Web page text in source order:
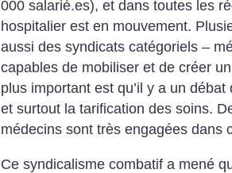
000 salarié.es), et dans toutes les
hospitalier est en mouvement.
aussi des syndicats catégoriels –
capables de mobiliser et de créer
plus important est qu’il y a un
et surtout la tarification des soins.
médecins sont très engagées dans
Ce syndicalisme combatif a mené